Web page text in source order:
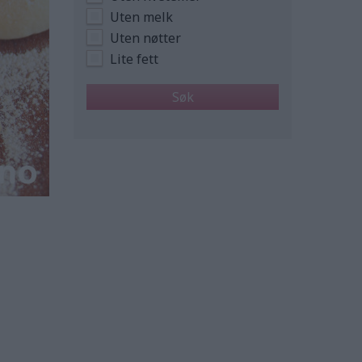
Uten melk
Uten nøtter
Lite fett